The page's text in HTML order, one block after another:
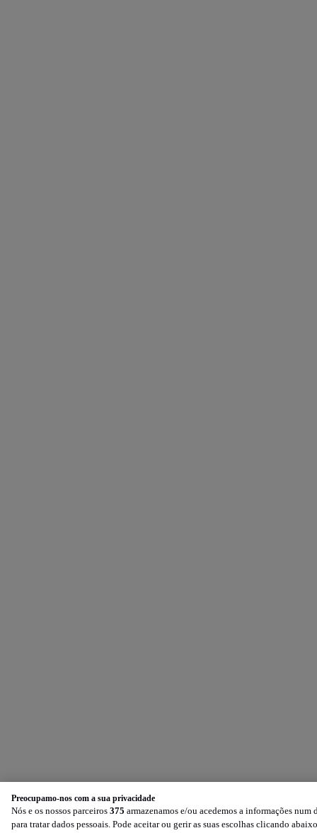
Preocupamo-nos com a sua privacidade
Nós e os nossos parceiros 375 armazenamos e/ou acedemos a informações
para tratar dados pessoais. Pode aceitar ou gerir as suas escolhas clicando